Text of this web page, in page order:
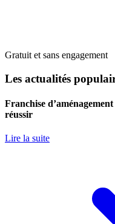
Gratuit et sans engagement
Les actualités
Franchise
réussir
Lire la suite